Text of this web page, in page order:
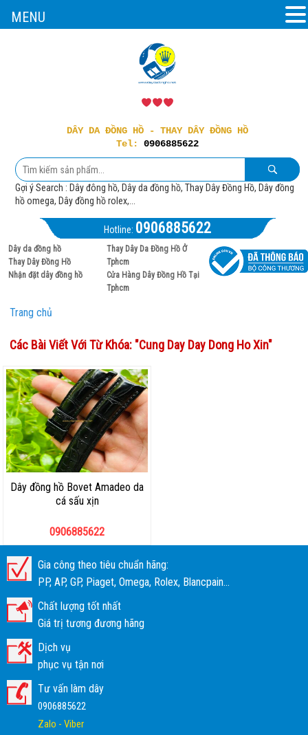
DÂY DA ĐỒNG HỒ - THAY DÂY ĐỒNG HỒ
Tel: 0906885622
Gợi ý Search : Dây đông hồ, Dây da đồng hồ, Thay Dây Đồng Hồ, Dây đồng
hồ omega, Dây đồng hồ rolex,...
Hotline: 0906885622
Dây da đồng hồ
Thay Dây Đồng Hồ
Nhận đặt dây đồng hồ
Thay Dây Da Đồng Hồ Ở
Tphcm
Cửa Hàng Dây Đồng Hồ Tại
Tphcm
Trang chủ
Các Bài Viết Với Từ Khóa: "Cung Day Day Dong Ho Xin"
Dây đồng hồ Bovet Amadeo da
cá sấu xịn
0906885622
Gia công theo tiêu chuẩn hãng:
PP, AP, GP, Piaget, Omega, Rolex, Blancpain...
Chất lượng tốt nhất
Giá trị tương đương hãng
Dịch vụ
phục vụ tận nơi
Tư vấn làm dây
0906885622
Zalo - Viber
MENU